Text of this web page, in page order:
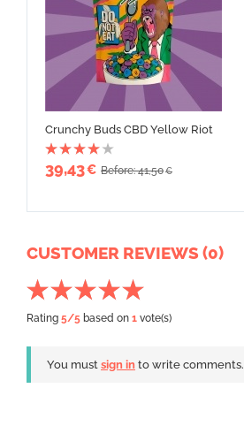
Crunchy Buds CBD Yellow Riot
39,43€ Before: 41,50€
CUSTOMER REVIEWS (0)
Rating 5/5 based on 1 vote(s)
You must sign in to write comments.